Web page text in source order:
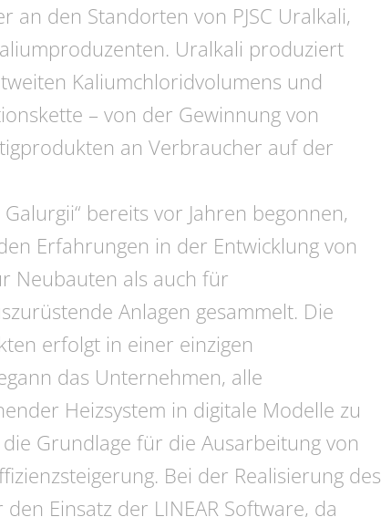
den Standorten von PJSC Uralkali,
Uralkali produziert
Kaliumchloridvolumens und
– von der Gewinnung von
an Verbraucher auf der
bereits vor Jahren begonnen,
Erfahrungen in der Entwicklung von
Neubauten als auch für
Anlagen gesammelt. Die
erfolgt in einer einzigen
das Unternehmen, alle
Heizsystem in digitale Modelle zu
Grundlage für die Ausarbeitung von
Bei der Realisierung des
Einsatz der ­LINEAR Software, da